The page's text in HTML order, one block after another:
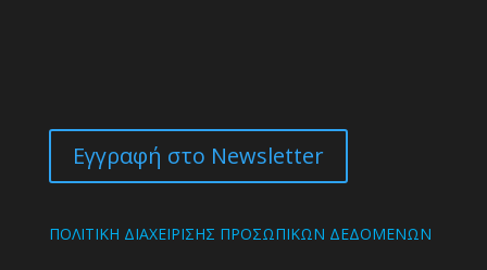
Εγγραφή στο Newsletter
ΠΟΛΙΤΙΚΗ ΔΙΑΧΕΙΡΙΣΗΣ ΠΡΟΣΩΠΙΚΩΝ ΔΕΔΟΜΕΝΩΝ